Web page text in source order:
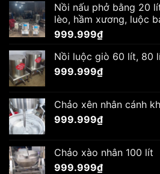
Nồi nấu phở bằng 20
lèo, hầm xương, luộc
999.999₫
Nồi luộc giò 60 lít, 80
999.999₫
Chảo xên nhân cánh
999.999₫
Chảo xào nhân 100 lít
999.999₫